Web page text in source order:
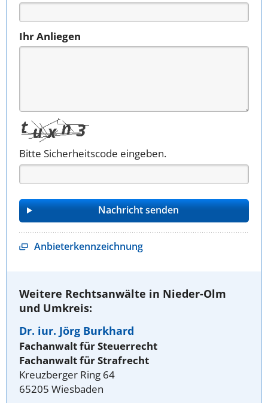
Ihr Anliegen
Bitte Sicherheitscode eingeben.
Anbieterkennzeichnung
Weitere Rechtsanwälte in Nieder-Olm
und Umkreis:
Dr. iur. Jörg Burkhard
Fachanwalt für Steuerrecht
Fachanwalt für Strafrecht
Kreuzberger Ring 64
65205 Wiesbaden